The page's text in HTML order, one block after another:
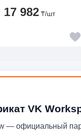
17 982 ₸/шт
VK
— официальный